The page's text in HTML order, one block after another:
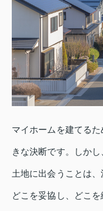
マイホームを建てる
きな決断です。しか
土地に出会うことは、
どこを妥協し、どこ